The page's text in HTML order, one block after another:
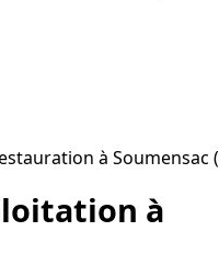
à Soumensac
à